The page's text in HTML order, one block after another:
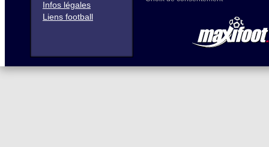
Infos légales
Liens football